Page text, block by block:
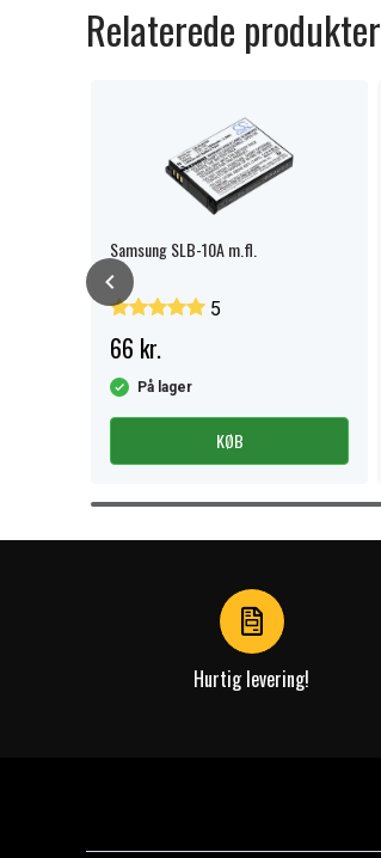
Relaterede produkter
Samsung SLB-10A m.fl.
5
66 kr.
På lager
KØB
Item
Hurtig levering!